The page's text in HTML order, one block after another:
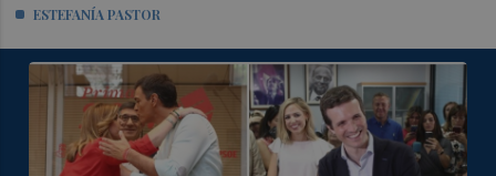
ESTEFANÍA PASTOR